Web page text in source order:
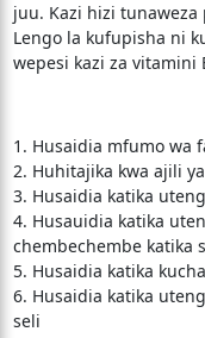
juu. Kazi hizi
Lengo la kufupisha ni
wepesi kazi za vitamini
1. Husaidia mfumo wa
2. Huhitajika kwa ajili
3. Husaidia katika
4. Husauidia katika
chembechembe katika
5. Husaidia katika
6. Husaidia katika
seli